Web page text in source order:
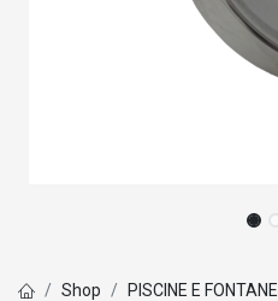
Shop PISCINE E FONTANE